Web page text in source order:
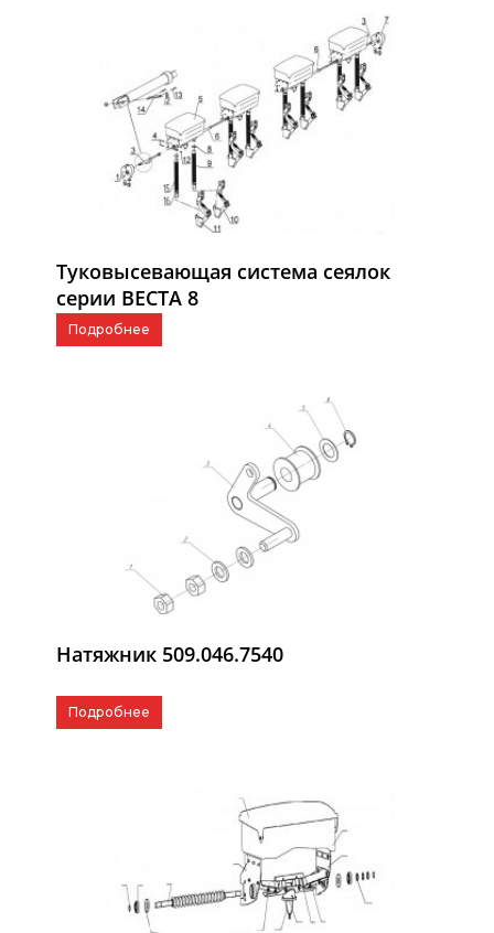
Туковысевающая система сеялок
серии ВЕСТА 8
Подробнее
Натяжник 509.046.7540
Подробнее